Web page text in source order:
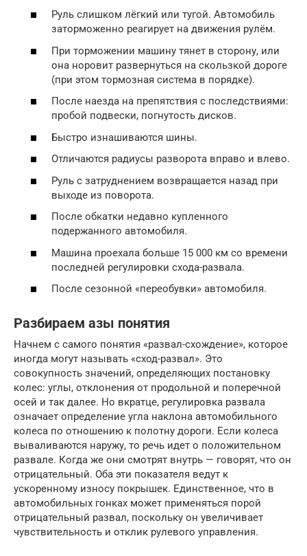
Руль слишком лёгкий или тугой. Автомобиль
заторможенно реагирует на движения рулём.
При торможении машину тянет в сторону, или
она норовит развернуться на скользкой дороге
(при этом тормозная система в порядке).
После наезда на препятствия с последствиями:
пробой подвески, погнутость дисков.
Быстро изнашиваются шины.
Отличаются радиусы разворота вправо и влево.
Руль с затруднением возвращается назад при
выходе из поворота.
После обкатки недавно купленного
подержанного автомобиля.
Машина проехала больше 15 000 км со времени
последней регулировки схода-развала.
После сезонной «переобувки» автомобиля.
Разбираем азы понятия
Начнем с самого понятия «развал-схождение», которое
иногда могут называть «сход-развал». Это
совокупность значений, определяющих постановку
колес: углы, отклонения от продольной и поперечной
осей и так далее. Но вкратце, регулировка развала
означает определение угла наклона автомобильного
колеса по отношению к полотну дороги. Если колеса
вываливаются наружу, то речь идет о положительном
развале. Когда же они смотрят внутрь — говорят, что он
отрицательный. Оба эти показателя ведут к
ускоренному износу покрышек. Единственное, что в
автомобильных гонках может применяться порой
отрицательный развал, поскольку он увеличивает
чувствительность и отклик рулевого управления.